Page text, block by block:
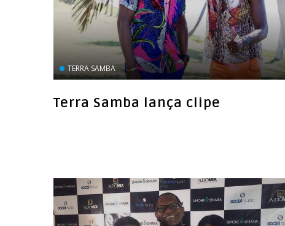
TERRA SAMBA
Terra Samba lança clipe